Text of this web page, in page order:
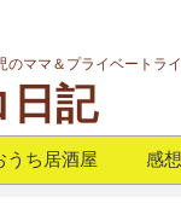
のママ＆プライベートラ
日記
うち居酒屋 感